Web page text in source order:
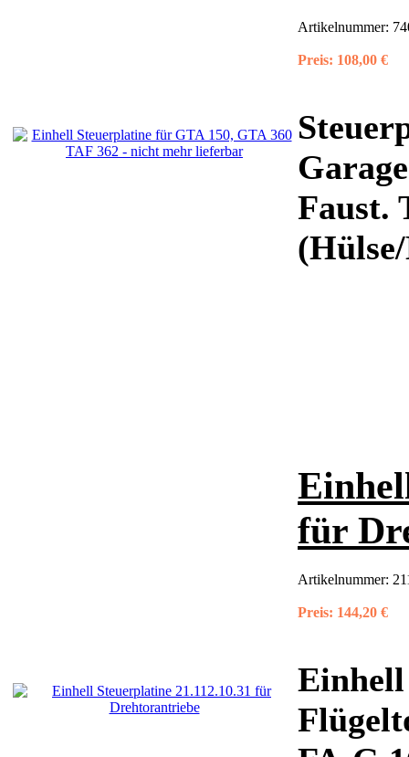
Artikelnummer:
Preis: 108,00 €
Faust.
für
Artikelnummer:
Preis: 144,20 €